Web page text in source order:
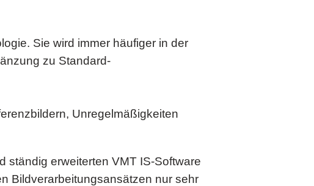
Sie wird immer häufiger in der
zu Standard-
Unregelmäßigkeiten
ständig erweiterten VMT IS-Software
Bildverarbeitungsansätzen nur sehr